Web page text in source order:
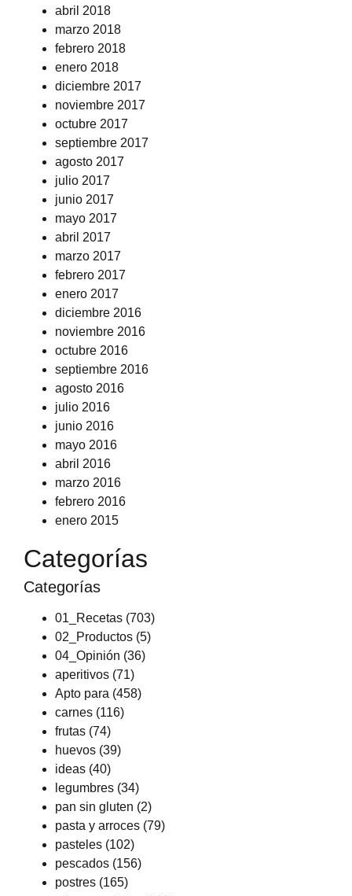
abril 2018
marzo 2018
febrero 2018
enero 2018
diciembre 2017
noviembre 2017
octubre 2017
septiembre 2017
agosto 2017
julio 2017
junio 2017
mayo 2017
abril 2017
marzo 2017
febrero 2017
enero 2017
diciembre 2016
noviembre 2016
octubre 2016
septiembre 2016
agosto 2016
julio 2016
junio 2016
mayo 2016
abril 2016
marzo 2016
febrero 2016
enero 2015
Categorías
Categorías
01_Recetas (703)
02_Productos (5)
04_Opinión (36)
aperitivos (71)
Apto para (458)
carnes (116)
frutas (74)
huevos (39)
ideas (40)
legumbres (34)
pan sin gluten (2)
pasta y arroces (79)
pasteles (102)
pescados (156)
postres (165)